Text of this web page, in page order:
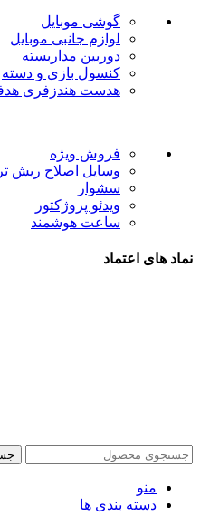
گوشی موبایل
لوازم جانبی موبایل
دوربین مداربسته
کنسول بازی و دسته
هدست هندزفری
فروش ویژه
وسایل اصلاح ریش
سشوار
ویدئو پروژکتور
ساعت هوشمند
نماد های اعتماد
منو
دسته بندی ها